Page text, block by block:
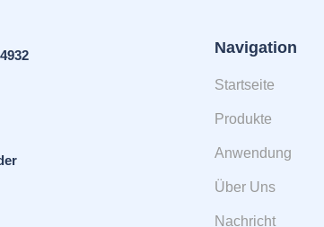
Navigation
Startseite
Produkte
Anwendung
Über Uns
Nachricht